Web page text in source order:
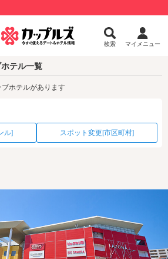
検索 マイメニュー
テル一覧
ホテルがあります
ル] スポット変更[市区町村]